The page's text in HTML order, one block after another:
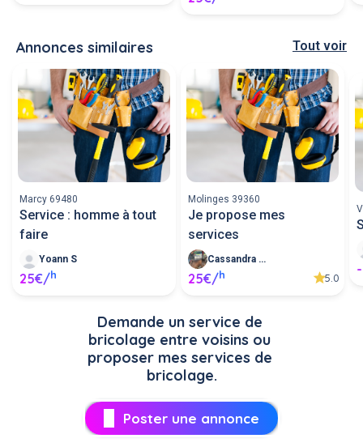
Annonces similaires Tout voir
Marcy 69480
Service : homme à tout
faire
Yoann S
25€/h
Molinges 39360
Je propose mes
services
Cassandra M
25€/h 5.0
Demande un service de
bricolage entre voisins ou
proposer mes services de
bricolage.
Poster une annonce